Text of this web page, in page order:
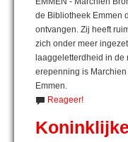
de Bibliotheek Emmen
ontvangen. Zij heeft
zich onder meer
laaggeletterdheid in de
erepenning is
Emmen.
Reageer!